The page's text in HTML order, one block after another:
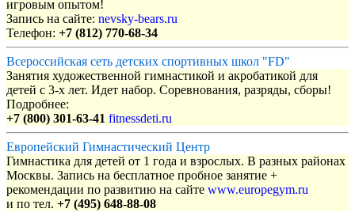
игровым опытом!
Запись на сайте: nevsky-bears.ru
Телефон: +7 (812) 770-68-34
Всероссийская сеть детских спортивных школ "FD"
Занятия художественной гимнастикой и акробатикой для
детей с 3-х лет. Идет набор. Соревнования, разряды, сборы!
Подробнее:
+7 (800) 301-63-41 fitnessdeti.ru
Европейский Гимнастический Центр
Гимнастика для детей от 1 года и взрослых. В разных районах
Москвы. Запись на бесплатное пробное занятие +
рекомендации по развитию на сайте www.europegym.ru
и по тел. +7 (495) 648-88-08